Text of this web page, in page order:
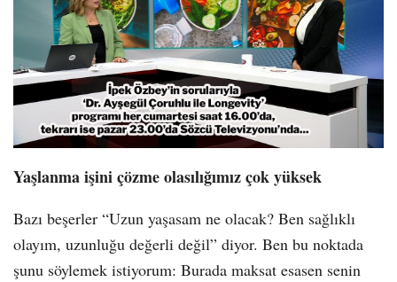
Yaşlanma işini çözme olasılığımız çok yüksek
Bazı beşerler “Uzun yaşasam ne olacak? Ben sağlıklı
olayım, uzunluğu değerli değil” diyor. Ben bu noktada
şunu söylemek istiyorum: Burada maksat esasen senin